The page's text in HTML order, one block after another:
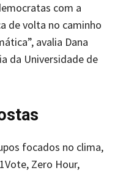
com a
de volta no caminho
avalia Dana
da Universidade de
focados no clima,
Zero Hour,